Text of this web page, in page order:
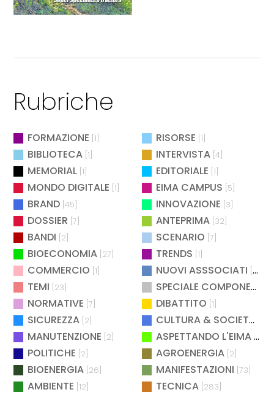
Rubriche
FORMAZIONE [1] RISORSE [1]
BIBLIOTECA [1] INTERVISTA [4]
MEMORIAL [1] EDITORIALE [1]
MONDO DIGITALE [1] EIMA CAMPUS [5]
BRAND [45] INNOVAZIONE [3]
DOSSIER [7] ANTEPRIMA [32]
BANDI [2] SCENARIO [7]
BIOECONOMIA [27] TRENDS [1]
COMMERCIO [1] NUOVI ASSSOCIATI [15]
TEMI [23]
SPECIALE COMPONENTISTICA
NORMATIVE [7] DIBATTITO [1]
SICUREZZA [2] CULTURA & SOCIETÀ
MANUTENZIONE [2] ASPETTANDO L'EIMA [4]
POLITICHE [2] AGROENERGIA [2]
BIOENERGIA [26] MANIFESTAZIONI [73]
AMBIENTE [12] TECNICA [283]